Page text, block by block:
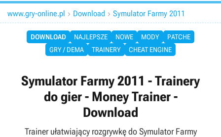
www.gry-online.pl  Download  Symulator Farmy 2011
DOWNLOAD NAJLEPSZE NOWE MODY
PATCHE
GRY / DEMA
TRAINERY CHEAT ENGINE
Symulator Farmy 2011 - Trainery
do gier - Money Trainer -
Download
Trainer ułatwiający rozgrywkę do Symulator Farmy